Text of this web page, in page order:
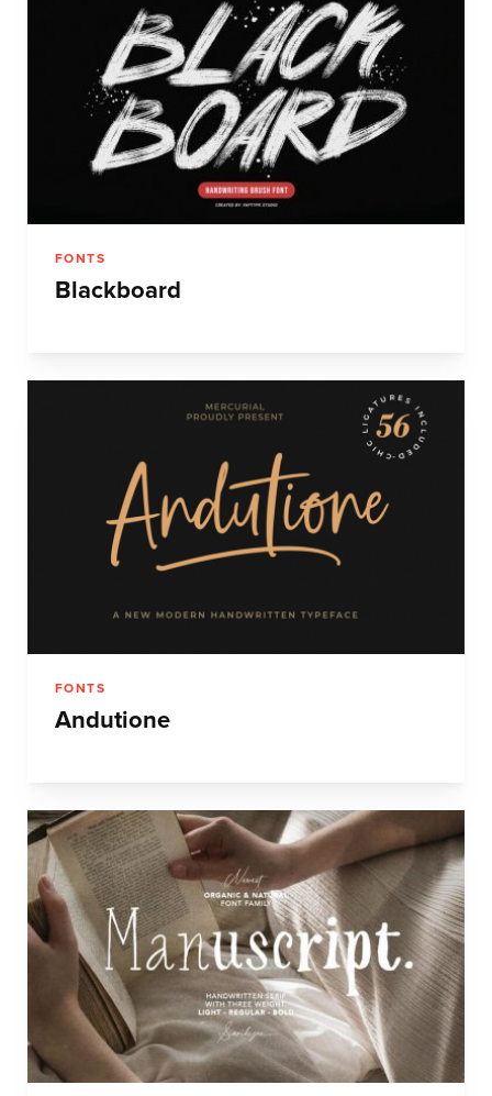
FONTS
Blackboard
FONTS
Andutione